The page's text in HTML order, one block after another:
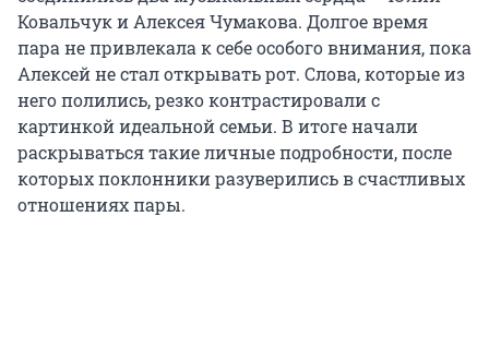
Ковальчук и Алексея Чумакова. Долгое время
пара не привлекала к себе особого внимания, пока
Алексей не стал открывать рот. Слова, которые из
него полились, резко контрастировали с
картинкой идеальной семьи. В итоге начали
раскрываться такие личные подробности, после
которых поклонники разуверились в счастливых
отношениях пары.